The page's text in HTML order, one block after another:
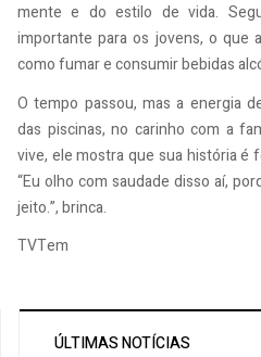
mente e do estilo de vida.
importante para os jovens, o que
como fumar e consumir bebidas
O tempo passou, mas a energia
das piscinas, no carinho com a
vive, ele mostra que sua história é
“Eu olho com saudade disso aí,
jeito.”, brinca.
TVTem
ÚLTIMAS NOTÍCIAS